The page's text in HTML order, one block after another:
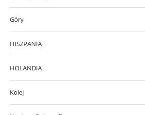
Góry
HISZPANIA
HOLANDIA
Kolej